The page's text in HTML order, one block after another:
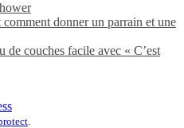
donner un parrain et une
de couches facile avec « C’est
.